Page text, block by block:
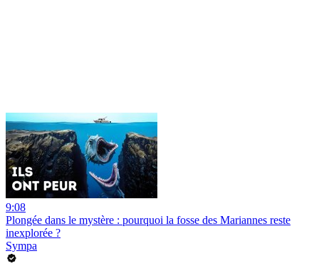
9:08
Plongée dans le mystère : pourquoi la fosse des Mariannes reste
inexplorée ?
Sympa